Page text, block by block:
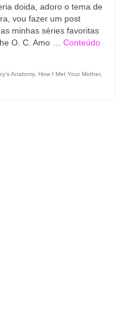
doida, adoro o tema de
vou fazer um post
minhas séries favoritas
O. C. Amo … Conteúdo
Anatomy, How I Met Your Mother,